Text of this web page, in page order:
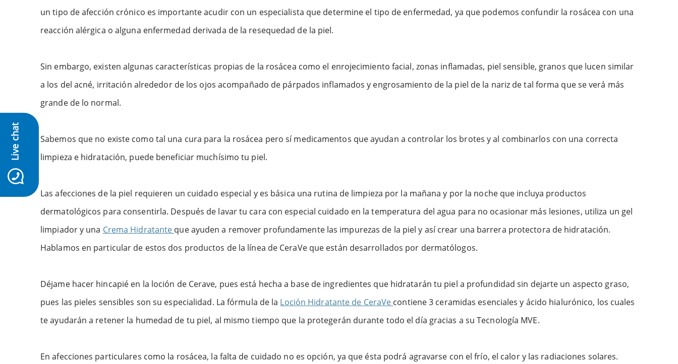
Live chat
un tipo de afección crónico es importante acudir con un especialista que determine el tipo de enfermedad, ya que podemos confundir la rosácea con una
reacción alérgica o alguna enfermedad derivada de la resequedad de la piel.
Sin embargo, existen algunas características propias de la rosácea como el enrojecimiento facial, zonas inflamadas, piel sensible, granos que lucen similar
a los del acné, irritación alrededor de los ojos acompañado de párpados inflamados y engrosamiento de la piel de la nariz de tal forma que se verá más
grande de lo normal.
Sabemos que no existe como tal una cura para la rosácea pero sí medicamentos que ayudan a controlar los brotes y al combinarlos con una correcta
limpieza e hidratación, puede beneficiar muchísimo tu piel.
Las afecciones de la piel requieren un cuidado especial y es básica una rutina de limpieza por la mañana y por la noche que incluya productos
dermatológicos para consentirla. Después de lavar tu cara con especial cuidado en la temperatura del agua para no ocasionar más lesiones, utiliza un gel
limpiador y una Crema Hidratante que ayuden a remover profundamente las impurezas de la piel y así crear una barrera protectora de hidratación.
Hablamos en particular de estos dos productos de la línea de CeraVe que están desarrollados por dermatólogos.
Déjame hacer hincapié en la loción de Cerave, pues está hecha a base de ingredientes que hidratarán tu piel a profundidad sin dejarte un aspecto graso,
pues las pieles sensibles son su especialidad. La fórmula de la Loción Hidratante de CeraVe contiene 3 ceramidas esenciales y ácido hialurónico, los cuales
te ayudarán a retener la humedad de tu piel, al mismo tiempo que la protegerán durante todo el día gracias a su Tecnología MVE.
En afecciones particulares como la rosácea, la falta de cuidado no es opción, ya que ésta podrá agravarse con el frío, el calor y las radiaciones solares.